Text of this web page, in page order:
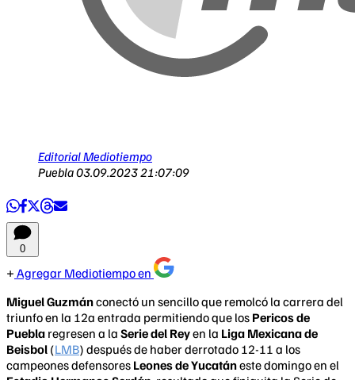
Editorial Mediotiempo
Puebla03.09.2023 21:07:09
0
Agregar Mediotiempo en
Miguel Guzmánconectó un sencillo que remolcó la carrera del
triunfo en la 12a entrada permitiendo que los Pericos de
Puebla regresen a la Serie del Reyen la Liga Mexicana de
Beisbol (LMB) después de haber derrotado 12-11 a los
campeones defensores Leones de Yucatáneste domingo en el